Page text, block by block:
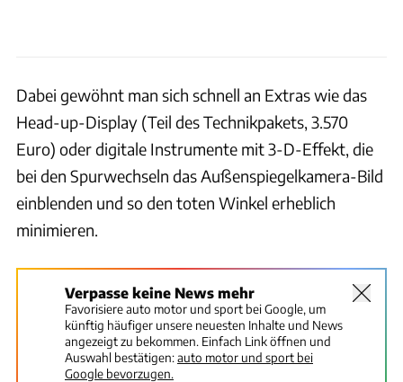
Dabei gewöhnt man sich schnell an Extras wie das
Head-up-Display (Teil des Technikpakets, 3.570
Euro) oder digitale Instrumente mit 3-D-Effekt, die
bei den Spurwechseln das Außenspiegelkamera-Bild
einblenden und so den toten Winkel erheblich
minimieren.
Verpasse keine News mehr
Favorisiere auto motor und sport bei Google, um
künftig häufiger unsere neuesten Inhalte und News
angezeigt zu bekommen. Einfach Link öffnen und
Auswahl bestätigen:auto motor und sport bei
Google bevorzugen.